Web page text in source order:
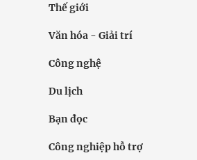
Thế giới
Văn hóa - Giải trí
Công nghệ
Du lịch
Bạn đọc
Công nghiệp hỗ trợ